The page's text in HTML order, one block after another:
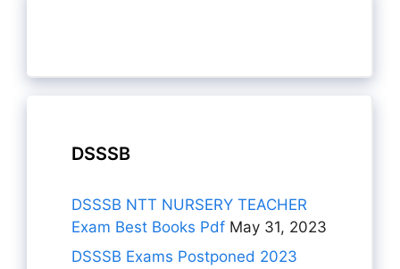
DSSSB
DSSSB NTT NURSERY TEACHER
Exam Best Books Pdf May 31, 2023
DSSSB Exams Postponed 2023